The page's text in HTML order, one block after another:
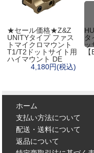
★セール価格★Z&Z
UNITYタイプ ファス
トマイクロマウント
T1/T2ドットサイト用
ハイマウント DE
4,180円(税込)
タ
ッ
ホーム
支払い方法について
配送・送料について
返品について